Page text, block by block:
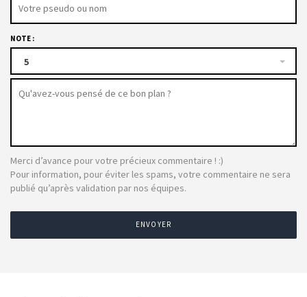
NOTE :
5
Merci d’avance pour votre précieux commentaire ! :)
Pour information, pour éviter les spams, votre commentaire ne sera
publié qu’après validation par nos équipes.
ENVOYER